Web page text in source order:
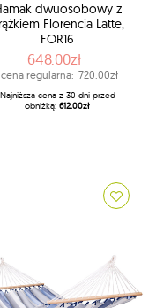
dwuosobowy z
Florencia Latte,
FOR16
648.00zł
cena regularna: 720.00zł
Najniższa cena z 30 dni przed
obniżką: 612.00zł